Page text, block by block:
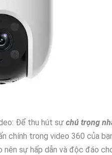
Để thu hút sự chú trọng
chính trong video 360 của
sự hấp dẫn và độc đáo